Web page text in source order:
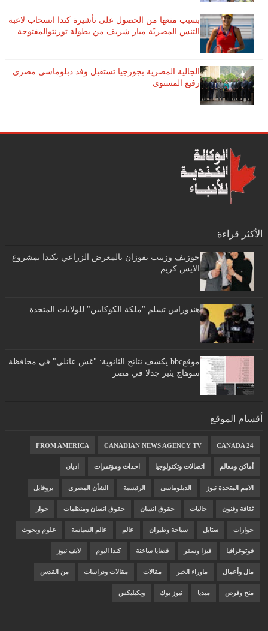
بسبب منعها من الحصول على تأشيرة كندا انسحاب لاعبة ​
التنس​ المصريّة ​ميار شريف​ من بطولة ​تورنتو​المفتوحة
الجالية المصرية بجورجيا تستقبل وفد دبلوماسى مصرى
رفيع المستوى
الأكثر قراءة
جوزيف وزينب يفوزان بالمعرض الزراعي بكندا بمشروع
الايس كريم
هندوراس تسلم "ملكة الكوكايين" للولايات المتحدة
موقعbbc يكشف نتائج الثانوية: "غش عائلي" فى محافظة
سوهاج يثير جدلا في مصر
أقسام الموقع
CANADA 24
CANADIAN NEWS AGENCY TV
FROM AMERICA
أماكن ومعالم اتصالات وتكنولوجيا احداث ومؤتمرات اديان
الامم المتحدة نيوز الدبلوماسى الرئيسية الشأن المصرى بروفايل
ثقافة وفنون جاليات حقوق انسان حقوق انسان ومنظمات حوار
حوارات ستايل سياحة وطيران عالم عالم السياسة علوم وبحوث
فوتوغرافيا فيزا وسفر قضايا ساخنة كندا اليوم لايف نيوز
مال وأعمال ماوراء الخبر مقالات مقالات ودراسات من القدس
منح وفرص ميديا نيوز بوك ويكيليكس